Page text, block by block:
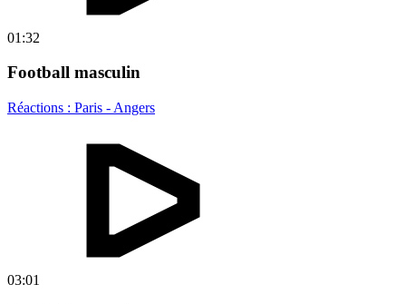
01:32
Football masculin
Réactions : Paris - Angers
03:01